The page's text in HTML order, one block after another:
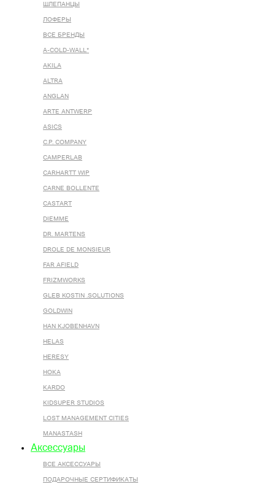
ШЛЕПАНЦЫ
ЛОФЕРЫ
ВСЕ БРЕНДЫ
A-COLD-WALL*
AKILA
ALTRA
ANGLAN
ARTE ANTWERP
ASICS
C.P. COMPANY
CAMPERLAB
CARHARTT WIP
CARNE BOLLENTE
CASTART
DIEMME
DR. MARTENS
DROLE DE MONSIEUR
FAR AFIELD
FRIZMWORKS
GLEB KOSTIN .SOLUTIONS
GOLDWIN
HAN KJOBENHAVN
HELAS
HERESY
HOKA
KARDO
KIDSUPER STUDIOS
LOST MANAGEMENT CITIES
MANASTASH
Аксессуары
ВСЕ AКСЕССУАРЫ
ПОДАРОЧНЫЕ СЕРТИФИКАТЫ